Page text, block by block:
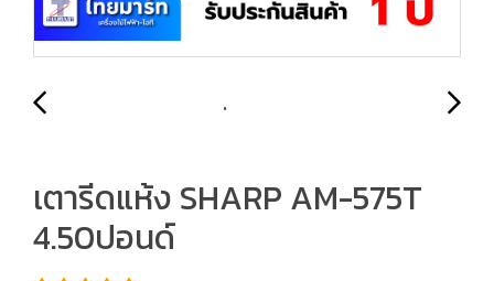
เตารีดแห้ง SHARP AM-575T
4.50ปอนด์